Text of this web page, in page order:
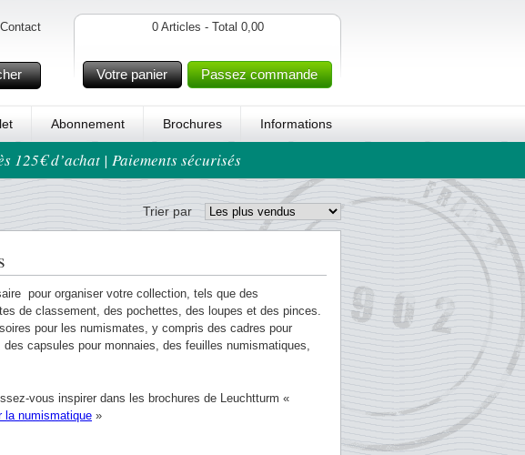
Contact 0 Articles - Total 0,00
Votre panier Passez commande
Abonnement Brochures Informations
125€ d’achat | Paiements sécurisés
Trier par
pour organiser votre collection, tels que des
de classement, des pochettes, des loupes et des pinces.
pour les numismates, y compris des cadres pour
capsules pour monnaies, des feuilles numismatiques,
vous inspirer dans les brochures de Leuchtturm «
la numismatique »